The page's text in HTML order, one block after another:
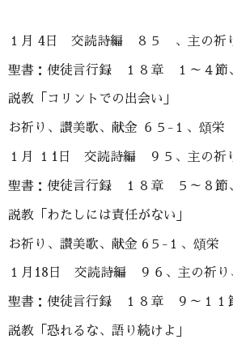
１月 4日 交読詩編 ８５ 、主の祈
聖書：使徒言行録 １８章 １～４節
説教「コリントでの出会い」
お祈り、讃美歌、献金 ６５-１、頌
１月 １1日 交読詩編 ９５、主の祈
聖書：使徒言行録 １８章 ５～８節
説教「わたしには責任がない」
お祈り、讃美歌、献金 6５-１、頌栄
１月18日 交読詩編 ９６、主の祈り
聖書：使徒言行録 １８章 ９～１１
説教「恐れるな、語り続けよ」